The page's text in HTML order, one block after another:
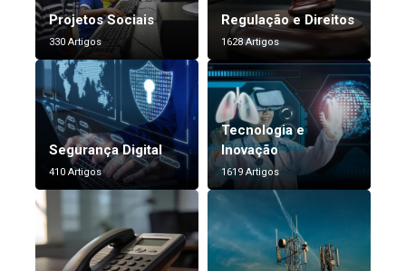
Projetos Sociais
330 Artigos
Regulação e Direitos
1628 Artigos
Segurança Digital
410 Artigos
Tecnologia e
Inovação
1619 Artigos